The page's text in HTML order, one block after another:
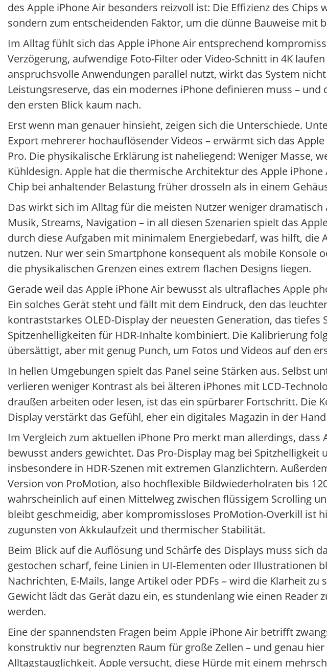
des Apple iPhone Air besonders reizvoll ist: Die Effizienz des
sondern zum entscheidenden Faktor, um die dünne Bauweise mit
Im Alltag fühlt sich das Apple iPhone Air entsprechend
Verzögerung, aufwendige Foto-Filter oder Video-Schnitt in 4K
anspruchsvolle Anwendungen parallel nutzt, wirkt das System
Leistungsreserve, das ein modernes iPhone definieren muss –
den ersten Blick kaum nach.
Erst wenn man genauer hinsieht, zeigen sich die Unterschiede.
Export mehrerer hochauflösender Videos – erwärmt sich das
Pro. Die physikalische Erklärung ist naheliegend: Weniger Masse,
Kühldesign. Apple hat die thermische Architektur des Apple
Chip bei anhaltender Belastung früher drosseln als in einem
Das wirkt sich im Alltag für die meisten Nutzer weniger dramatisch
Musik, Streams, Navigation – in all diesen Szenarien spielt das
durch diese Aufgaben mit minimalem Energiebedarf, was hilft, die
nutzen. Nur wer sein Smartphone konsequent als mobile
die physikalischen Grenzen eines extrem flachen Designs liegen.
Gerade weil das Apple iPhone Air bewusst als ultraflaches Apple
Ein solches Gerät steht und fällt mit dem Eindruck, den das
kontraststarkes OLED-Display der neuesten Generation, das tiefes
Spitzenhelligkeiten für HDR-Inhalte kombiniert. Die Kalibrierung
übersättigt, aber mit genug Punch, um Fotos und Videos auf den
In hellen Umgebungen spielt das Panel seine Stärken aus. Selbst
verlieren weniger Kontrast als bei älteren iPhones mit LCD-
draußen arbeiten oder lesen, ist das ein spürbarer Fortschritt. Die
Display verstärkt das Gefühl, eher ein digitales Magazin in der
Im Vergleich zum aktuellen iPhone Pro merkt man allerdings, dass
bewusst anders gewichtet. Das Pro-Display mag bei Spitzhelligkeit
insbesondere in HDR-Szenen mit extremen Glanzlichtern.
Version von ProMotion, also hochflexible Bildwiederholraten bis
wahrscheinlich auf einen Mittelweg zwischen flüssigem Scrolling
bleibt geschmeidig, aber kompromissloses ProMotion-Overkill ist
zugunsten von Akkulaufzeit und thermischer Stabilität.
Beim Blick auf die Auflösung und Schärfe des Displays muss sich
gestochen scharf, feine Linien in UI-Elementen oder Illustrationen
Nachrichten, E-Mails, lange Artikel oder PDFs – wird die Klarheit
Gewicht lädt das Gerät dazu ein, es stundenlang wie einen
werden.
Eine der spannendsten Fragen beim Apple iPhone Air betrifft
konstruktiv nur begrenzten Raum für große Zellen – und genau
Alltagstauglichkeit. Apple versucht, diese Hürde mit einem